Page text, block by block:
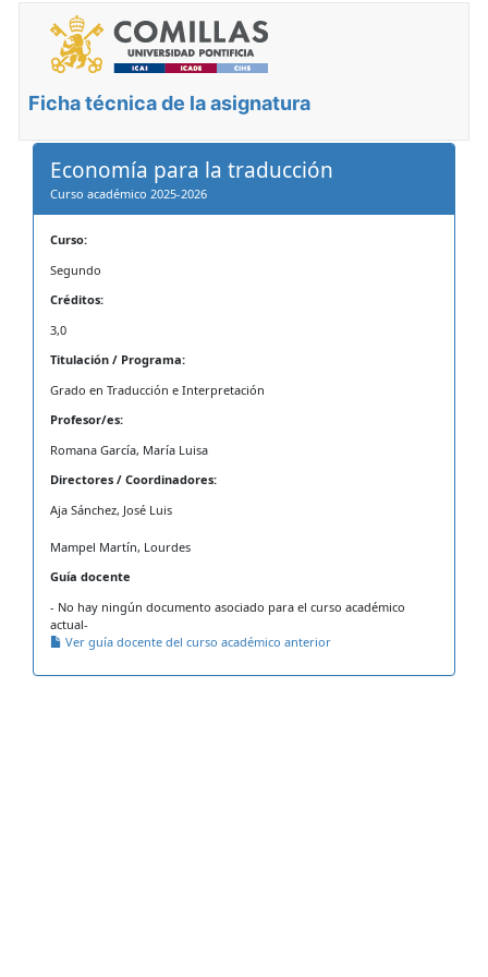
Ficha técnica de la asignatura
Economía para la traducción
Curso académico 2025-2026
Curso:
Segundo
Créditos:
3,0
Titulación / Programa:
Grado en Traducción e Interpretación
Profesor/es:
Romana García, María Luisa
Directores / Coordinadores:
Aja Sánchez, José Luis
Mampel Martín, Lourdes
Guía docente
- No hay ningún documento asociado para el curso académico
actual-
Ver guía docente del curso académico anterior